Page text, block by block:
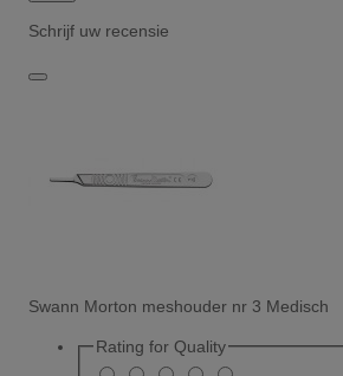
Schrijf uw recensie
Swann Morton meshouder nr 3 Medisch
Rating for Quality